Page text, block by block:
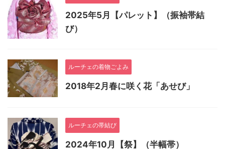
2025年5月【パレット】（振袖帯結
び）
ルーチェの着物ごよみ
2018年2月春に咲く花「あせび」
ルーチェの帯結び
2024年10月【祭】（半幅帯）